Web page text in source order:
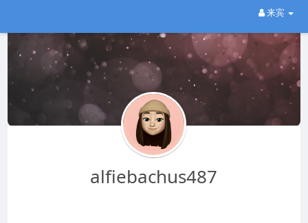
来宾
alfiebachus487